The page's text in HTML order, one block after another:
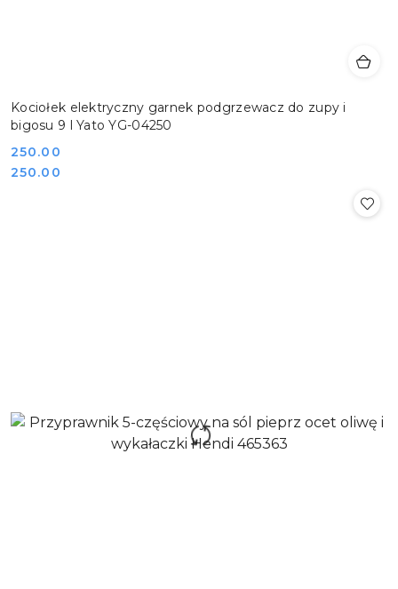
Kociołek elektryczny garnek podgrzewacz do zupy i
bigosu 9 l Yato YG-04250
Cena:
250.00
Cena:
250.00